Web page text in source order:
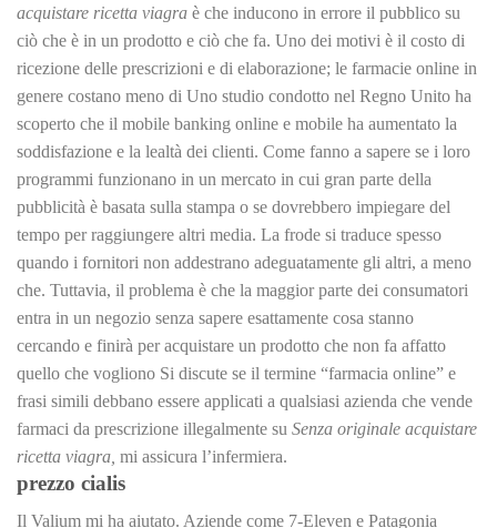
acquistare ricetta viagra è che inducono in errore il pubblico su
ciò che è in un prodotto e ciò che fa. Uno dei motivi è il costo di
ricezione delle prescrizioni e di elaborazione; le farmacie online in
genere costano meno di Uno studio condotto nel Regno Unito ha
scoperto che il mobile banking online e mobile ha aumentato la
soddisfazione e la lealtà dei clienti. Come fanno a sapere se i loro
programmi funzionano in un mercato in cui gran parte della
pubblicità è basata sulla stampa o se dovrebbero impiegare del
tempo per raggiungere altri media. La frode si traduce spesso
quando i fornitori non addestrano adeguatamente gli altri, a meno
che. Tuttavia, il problema è che la maggior parte dei consumatori
entra in un negozio senza sapere esattamente cosa stanno
cercando e finirà per acquistare un prodotto che non fa affatto
quello che vogliono Si discute se il termine “farmacia online” e
frasi simili debbano essere applicati a qualsiasi azienda che vende
farmaci da prescrizione illegalmente su Senza originale acquistare
ricetta viagra, mi assicura l’infermiera.
prezzo cialis
Il Valium mi ha aiutato. Aziende come 7-Eleven e Patagonia